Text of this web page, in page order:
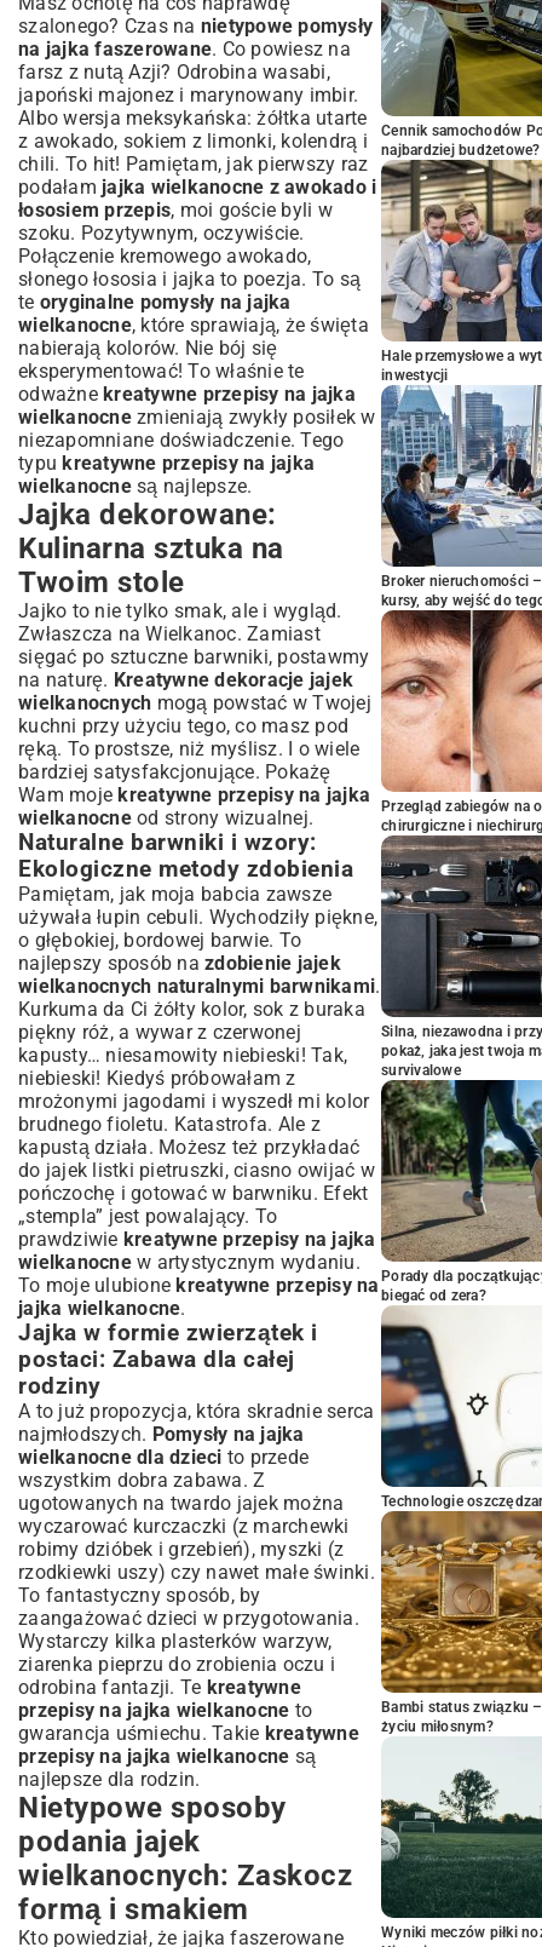
szalonego? Czas na nietypowe pomysły
na jajka faszerowane. Co powiesz na
farsz z nutą Azji? Odrobina wasabi,
japoński majonez i marynowany imbir.
Albo wersja meksykańska: żółtka utarte
z awokado, sokiem z limonki, kolendrą i
chili. To hit! Pamiętam, jak pierwszy raz
podałam jajka wielkanocne z awokado i
łososiem przepis, moi goście byli w
szoku. Pozytywnym, oczywiście.
Połączenie kremowego awokado,
słonego łososia i jajka to poezja. To są
te oryginalne pomysły na jajka
wielkanocne, które sprawiają, że święta
nabierają kolorów. Nie bój się
eksperymentować! To właśnie te
odważne kreatywne przepisy na jajka
wielkanocnezmieniają zwykły posiłek w
niezapomniane doświadczenie. Tego
typukreatywne przepisy na jajka
wielkanocnesą najlepsze.
Jajka dekorowane:
Kulinarna sztuka na
Twoim stole
Jajko to nie tylko smak, ale i wygląd.
Zwłaszcza na Wielkanoc. Zamiast
sięgać po sztuczne barwniki, postawmy
na naturę. Kreatywne dekoracje jajek
wielkanocnych mogą powstać w Twojej
kuchni przy użyciu tego, co masz pod
ręką. To prostsze, niż myślisz. I o wiele
bardziej satysfakcjonujące. Pokażę
Wam mojekreatywne przepisy na jajka
wielkanocneod strony wizualnej.
Naturalne barwniki i wzory:
Ekologiczne metody zdobienia
Pamiętam, jak moja babcia zawsze
używała łupin cebuli. Wychodziły piękne,
o głębokiej, bordowej barwie. To
najlepszy sposób na zdobienie jajek
wielkanocnych naturalnymi barwnikami.
Kurkuma da Ci żółty kolor, sok z buraka
piękny róż, a wywar z czerwonej
kapusty… niesamowity niebieski! Tak,
niebieski! Kiedyś próbowałam z
mrożonymi jagodami i wyszedł mi kolor
brudnego fioletu. Katastrofa. Ale z
kapustą działa. Możesz też przykładać
do jajek listki pietruszki, ciasno owijać w
pończochę i gotować w barwniku. Efekt
„stempla” jest powalający. To
prawdziwie kreatywne przepisy na jajka
wielkanocnew artystycznym wydaniu.
To moje ulubionekreatywne przepisy na
jajka wielkanocne.
Jajka w formie zwierzątek i
postaci: Zabawa dla całej
rodziny
A to już propozycja, która skradnie serca
najmłodszych. Pomysły na jajka
wielkanocne dla dzieci to przede
wszystkim dobra zabawa. Z
ugotowanych na twardo jajek można
wyczarować kurczaczki (z marchewki
robimy dzióbek i grzebień), myszki (z
rzodkiewki uszy) czy nawet małe świnki.
To fantastyczny sposób, by
zaangażować dzieci w przygotowania.
Wystarczy kilka plasterków warzyw,
ziarenka pieprzu do zrobienia oczu i
odrobina fantazji. Te kreatywne
przepisy na jajka wielkanocne to
gwarancja uśmiechu. Takie kreatywne
przepisy na jajka wielkanocne są
najlepsze dla rodzin.
Nietypowe sposoby
podania jajek
wielkanocnych: Zaskocz
formą i smakiem
Kto powiedział, że jajka faszerowane
Cennik samochodów
najbardziej budżetowe?
Hale przemysłowe a
inwestycji
Broker nieruchomości
kursy, aby wejść do
Przegląd zabiegów na
chirurgiczne i
Silna, niezawodna i
pokaż, jaka jest twoja
survivalowe
Porady dla
biegać od zera?
Technologie
Bambi status związku
życiu miłosnym?
Wyniki meczów piłki